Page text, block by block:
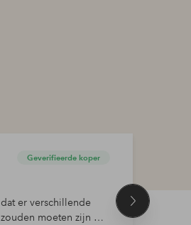
Geverifieerde koper
er verschillende
moeten zijn om
Volgend